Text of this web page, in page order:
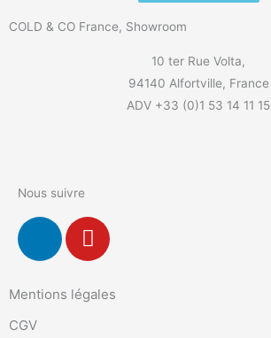
COLD & CO France, Showroom
10 ter Rue Volta,
94140 Alfortville, France
ADV +33 (0)1 53 14 11 15
Nous suivre
L
k
Y
o
t
Mentions légales
CGV